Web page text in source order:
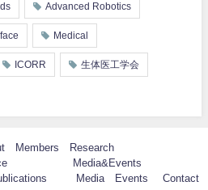
Advanced Robotics
Medical
ICORR 生体医工学会
Members
Research
Media&Events
Media
Events Contact